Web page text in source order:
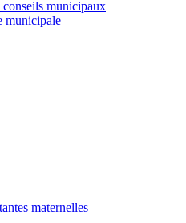
conseils municipaux
municipale
maternelles